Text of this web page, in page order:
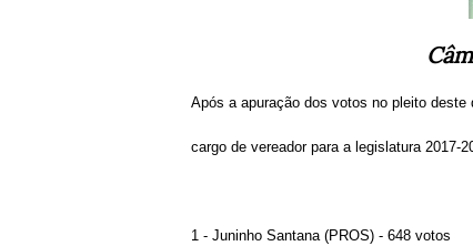
Após a apuração dos votos no pleito
cargo de vereador para a legislatura 2017-
1 - Juninho Santana (PROS) - 648 votos